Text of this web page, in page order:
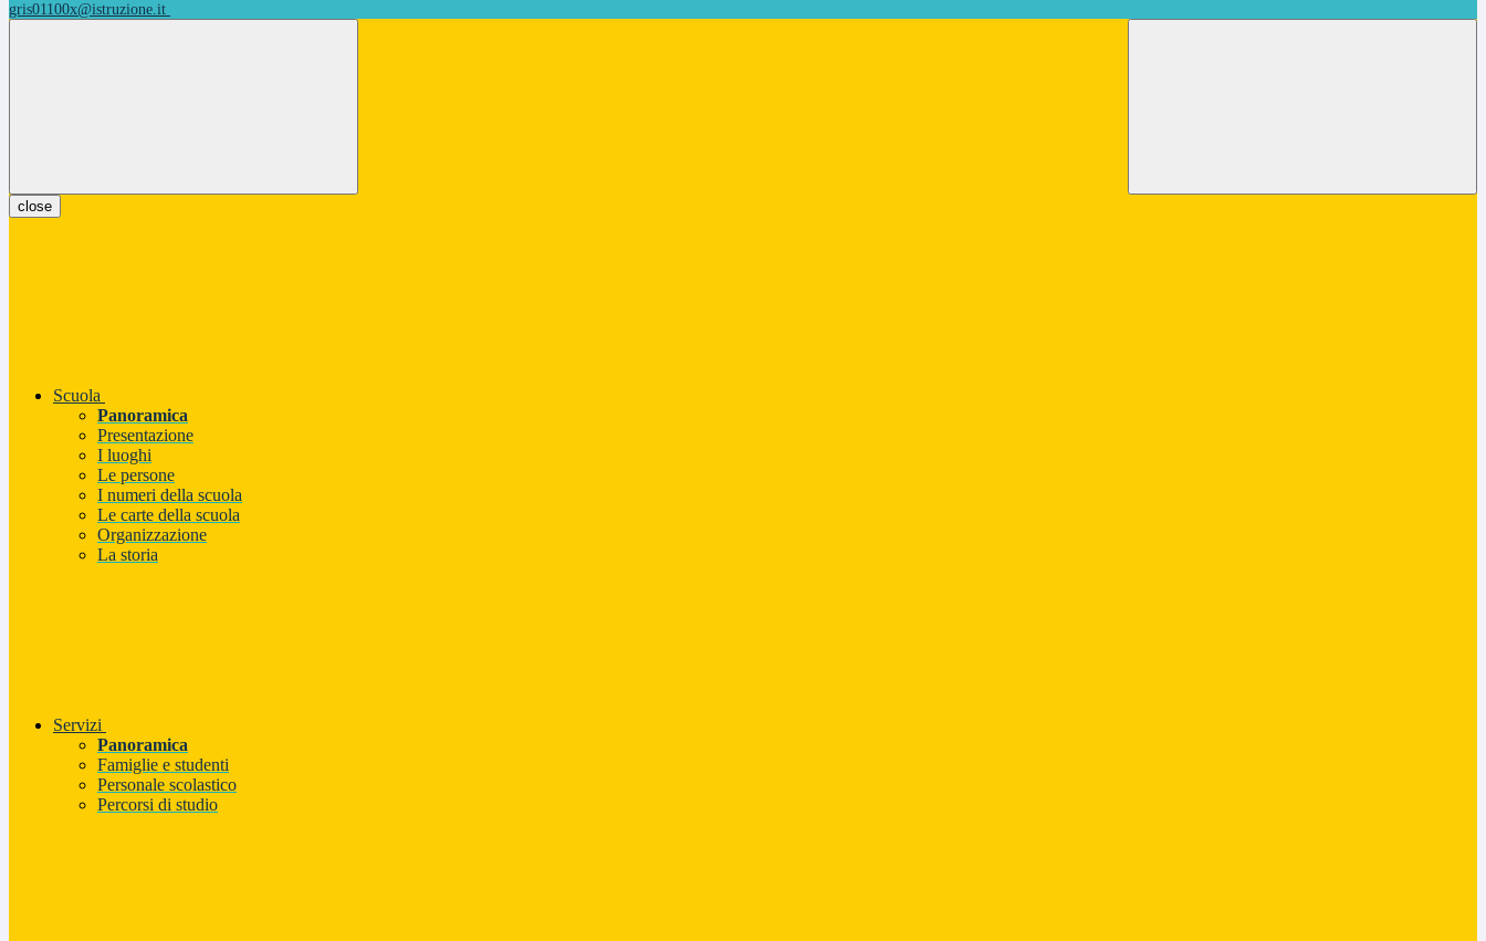
gris01100x@istruzione.it
close
Scuola
Panoramica
Presentazione
I luoghi
Le persone
I numeri della scuola
Le carte della scuola
Organizzazione
La storia
Servizi
Panoramica
Famiglie e studenti
Personale scolastico
Percorsi di studio